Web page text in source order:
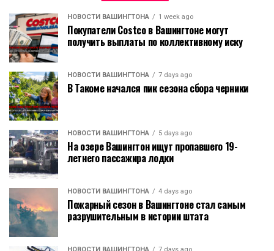
НОВОСТИ ВАШИНГТОНА 1 week ago
Покупатели Costco в Вашингтоне могут
получить выплаты по коллективному иску
НОВОСТИ ВАШИНГТОНА 7 days ago
В Такоме начался пик сезона сбора черники
НОВОСТИ ВАШИНГТОНА 5 days ago
На озере Вашингтон ищут пропавшего 19-
летнего пассажира лодки
НОВОСТИ ВАШИНГТОНА 4 days ago
Пожарный сезон в Вашингтоне стал самым
разрушительным в истории штата